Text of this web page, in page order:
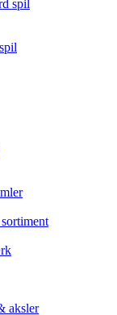
spil
aksler